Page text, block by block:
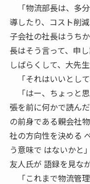
「物流部長は、多
導したり、コスト削
子会社の社長はうち
長はそう言って、申
しばらくして、大先
「それはいいとし
「はー、ちょっと
張を前に何かで読ん
の前身である親会社
社の方向性を決める
う意味で はないかと
友人氏が 語録を見な
「これまで物流管